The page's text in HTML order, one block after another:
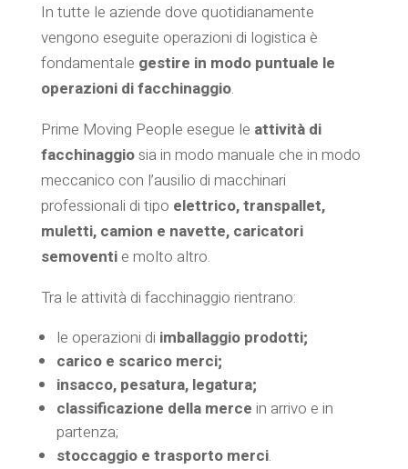
In tutte le aziende dove quotidianamente
vengono eseguite operazioni di logistica è
fondamentale gestire in modo puntuale le
operazioni di facchinaggio.
Prime Moving People esegue le attività di
facchinaggiosia in modo manuale che in modo
meccanico con l’ausilio di macchinari
professionali di tipo elettrico, transpallet,
muletti, camion e navette, caricatori
semoventie molto altro.
Tra le attività di facchinaggio rientrano:
le operazioni di imballaggio prodotti;
carico e scarico merci;
insacco, pesatura, legatura;
classificazione della merce in arrivo e in
partenza;
stoccaggio e trasporto merci.